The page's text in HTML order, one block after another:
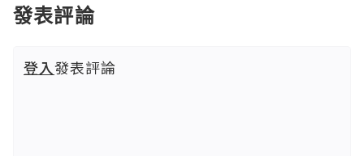
發表評論
登入發表評論